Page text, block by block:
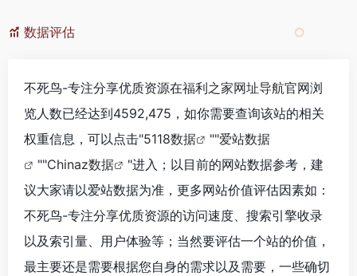
数据评估
不死鸟-专注分享优质资源在福利之家网址导航官网浏
览人数已经达到4592,475，如你需要查询该站的相关
权重信息，可以点击"5118数据 ""爱站数据
""Chinaz数据
"进入；以目前的网站数据参考，建
议大家请以爱站数据为准，更多网站价值评估因素如：
不死鸟-专注分享优质资源的访问速度、搜索引擎收录
以及索引量、用户体验等；当然要评估一个站的价值，
最主要还是需要根据您自身的需求以及需要，一些确切